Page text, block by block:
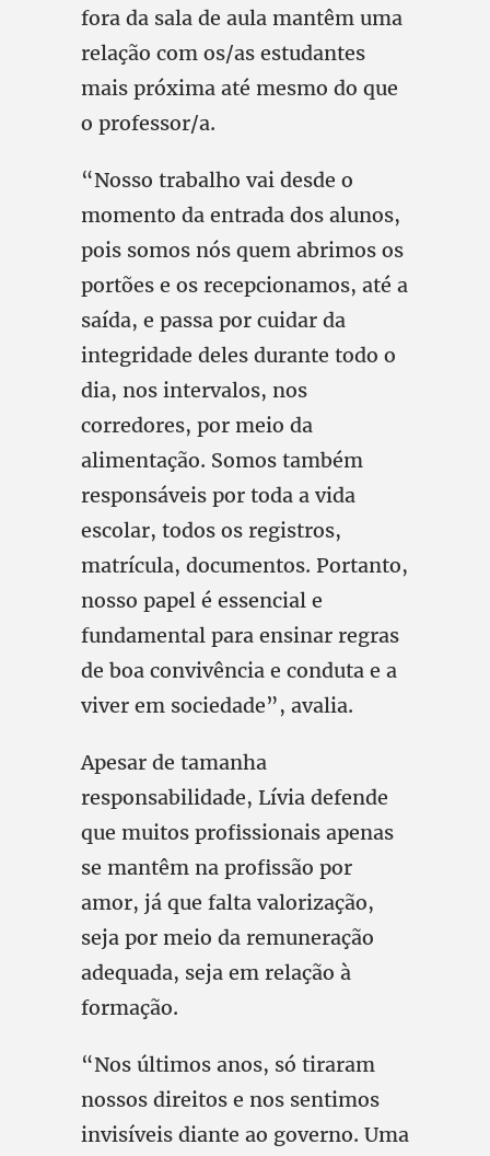
fora da sala de aula mantêm uma
relação com os/as estudantes
mais próxima até mesmo do que
o professor/a.
“Nosso trabalho vai desde o
momento da entrada dos alunos,
pois somos nós quem abrimos os
portões e os recepcionamos, até a
saída, e passa por cuidar da
integridade deles durante todo o
dia, nos intervalos, nos
corredores, por meio da
alimentação. Somos também
responsáveis por toda a vida
escolar, todos os registros,
matrícula, documentos. Portanto,
nosso papel é essencial e
fundamental para ensinar regras
de boa convivência e conduta e a
viver em sociedade”, avalia.
Apesar de tamanha
responsabilidade, Lívia defende
que muitos profissionais apenas
se mantêm na profissão por
amor, já que falta valorização,
seja por meio da remuneração
adequada, seja em relação à
formação.
“Nos últimos anos, só tiraram
nossos direitos e nos sentimos
invisíveis diante ao governo. Uma